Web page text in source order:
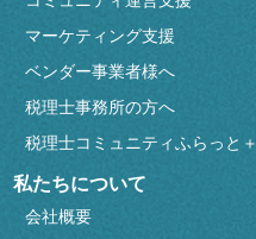
マーケティング支援
ベンダー事業者様へ
税理士事務所の方へ
税理士コミュニティふらっと＋
私たちについて
会社概要